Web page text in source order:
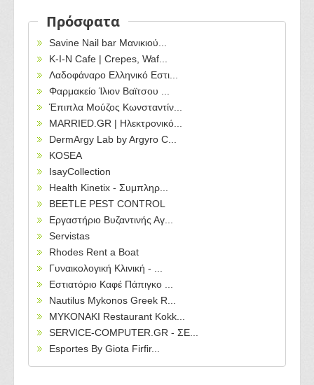
Πρόσφατα
Savine Nail bar Μανικιού...
Κ-Ι-Ν Cafe | Crepes, Waf...
Λαδοφάναρο Ελληνικό Εστι...
Φαρμακείο Ίλιον Βαϊτσου ...
Έπιπλα Μούζος Κωνσταντίν...
MARRIED.GR | Ηλεκτρονικό...
DermArgy Lab by Argyro C...
KOSEA
IsayCollection
Health Kinetix - Συμπληρ...
BEETLE PEST CONTROL
Εργαστήριο Βυζαντινής Αγ...
Servistas
Rhodes Rent a Boat
Γυναικολογική Κλινική - ...
Εστιατόριο Καφέ Πάπιγκο ...
Nautilus Mykonos Greek R...
MYKONAKI Restaurant Kokk...
SERVICE-COMPUTER.GR - ΣΕ...
Esportes By Giota Firfir...